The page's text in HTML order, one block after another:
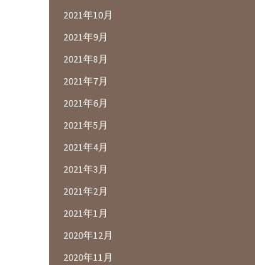
2021年10月
2021年9月
2021年8月
2021年7月
2021年6月
2021年5月
2021年4月
2021年3月
2021年2月
2021年1月
2020年12月
2020年11月